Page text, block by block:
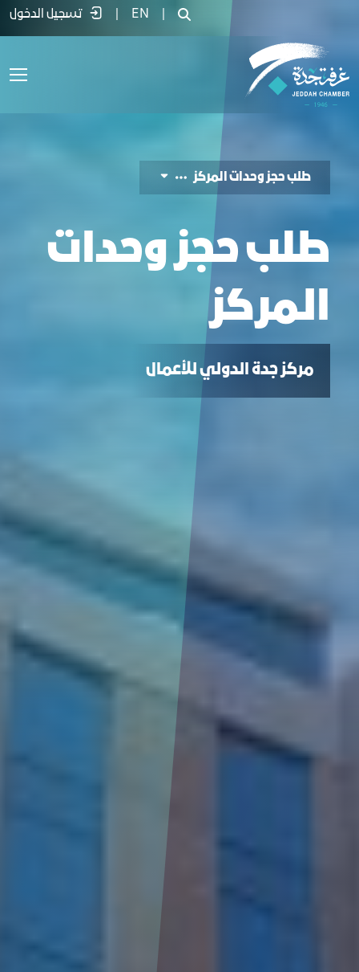
طلب حجز وحدات المركز - غرفة جدة
EN تسجيل الدخول
طلب حجز وحدات المركز
طلب حجز وحدات
المركز
مركز جدة الدولي للأعمال